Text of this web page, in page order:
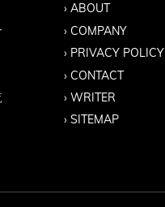
ABOUT
COMPANY
PRIVACY POLICY
CONTACT
WRITER
SITEMAP